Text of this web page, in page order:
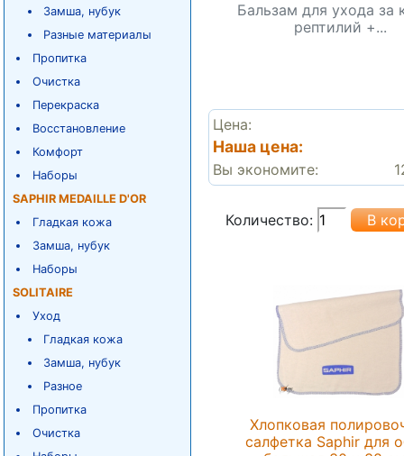
Замша, нубук
Разные материалы
Пропитка
Очистка
Перекраска
Восстановление
Комфорт
Наборы
SAPHIR MEDAILLE D'OR
Гладкая кожа
Замша, нубук
Наборы
SOLITAIRE
Уход
Гладкая кожа
Замша, нубук
Разное
Пропитка
Очистка
Бальзам для ухода за
рептилий +...
Цена:
Наша цена:
Вы экономите:
Количество:
Хлопковая
салфетка Saphir для